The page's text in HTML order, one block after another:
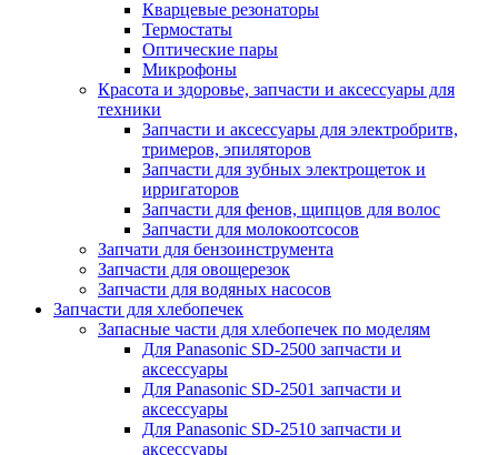
Кварцевые резонаторы
Термостаты
Оптические пары
Микрофоны
Красота и здоровье, запчасти и аксессуары для
техники
Запчасти и аксессуары для электробритв,
тримеров, эпиляторов
Запчасти для зубных электрощеток и
ирригаторов
Запчасти для фенов, щипцов для волос
Запчасти для молокоотсосов
Запчати для бензоинструмента
Запчасти для овощерезок
Запчасти для водяных насосов
Запчасти для хлебопечек
Запасные части для хлебопечек по моделям
Для Panasonic SD-2500 запчасти и
аксессуары
Для Panasonic SD-2501 запчасти и
аксессуары
Для Panasonic SD-2510 запчасти и
аксессуары